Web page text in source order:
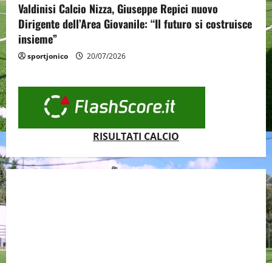
Valdinisi Calcio Nizza, Giuseppe Repici nuovo
Dirigente dell’Area Giovanile: “Il futuro si costruisce
insieme”
sportjonico 20/07/2026
RISULTATI CALCIO